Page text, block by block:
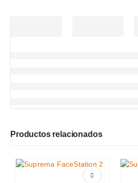
Productos relacionados